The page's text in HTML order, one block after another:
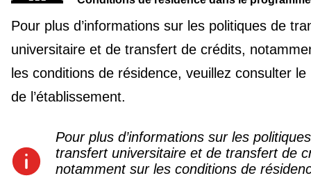
Pour plus d’informations sur les politiques de
universitaire et de transfert de crédits,
les conditions de résidence, veuillez consulter le
de l’établissement.
Pour plus d’informations sur les
transfert universitaire et de transfert de
notamment sur les conditions de